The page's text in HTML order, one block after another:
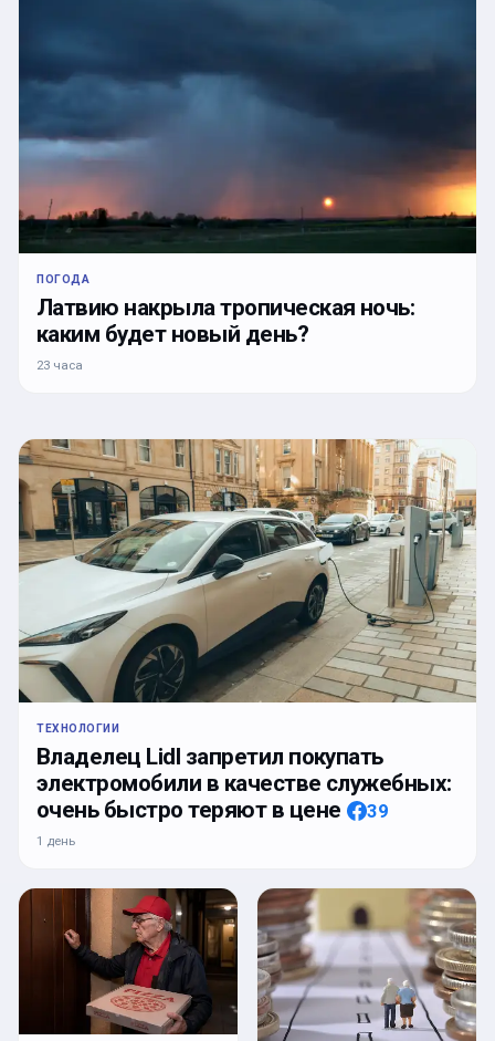
ПОГОДА
Латвию накрыла тропическая ночь:
каким будет новый день?
23 часа
ТЕХНОЛОГИИ
Владелец Lidl запретил покупать
электромобили в качестве служебных:
очень быстро теряют в цене
39
1 день